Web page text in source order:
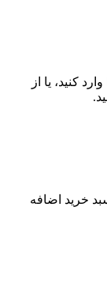
کنید، یا از
خرید اضافه